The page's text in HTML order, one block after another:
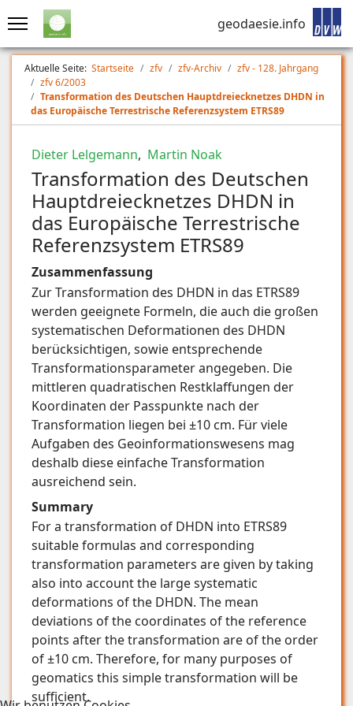
geodaesie.info
Aktuelle Seite: Startseite zfv zfv-Archiv
zfv - 128. Jahrgang
zfv 6/2003
Transformation des Deutschen Hauptdreiecknetzes DHDN in
das Europäische Terrestrische Referenzsystem ETRS89
Dieter Lelgemann, Martin Noak
Transformation des Deutschen
Hauptdreiecknetzes DHDN in
das Europäische Terrestrische
Referenzsystem ETRS89
Zusammenfassung
Zur Transformation des DHDN in das ETRS89
werden geeignete Formeln, die auch die großen
systematischen Deformationen des DHDN
berücksichtigen, sowie entsprechende
Transformationsparameter angegeben. Die
mittleren quadratischen Restklaffungen der
Koordinaten der Passpunkte nach der
Transformation liegen bei ±10 cm. Für viele
Aufgaben des Geoinformationswesens mag
deshalb diese einfache Transformation
ausreichend sein.
Summary
For a transformation of DHDN into ETRS89
suitable formulas and corresponding
transformation parameters are given by taking
also into account the large systematic
deformations of the DHDN. The mean
deviations of the coordinates of the reference
points after the transformation are of the order
of ±10 cm. Therefore, for many purposes of
geomatics this simple transformation will be
sufficient.